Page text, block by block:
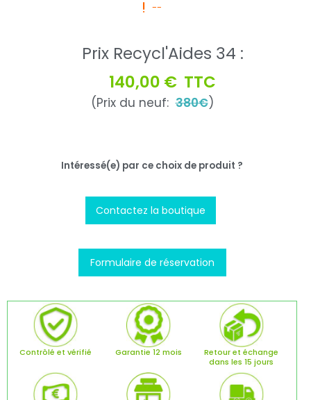
--
Prix Recycl'Aides 34 :
140,00 € TTC
(Prix du neuf:380€)
Intéressé(e) par ce choix de produit ?
Contactez la boutique
Formulaire de réservation
Contrôlé et vérifié Garantie 12 mois
Retour et échange
dans les 15 jours